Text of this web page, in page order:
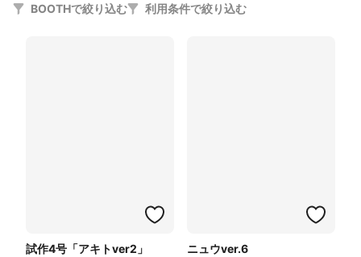
BOOTHで絞り込む 利用条件で絞り込む
試作4号「アキトver2」 ニュウver.6